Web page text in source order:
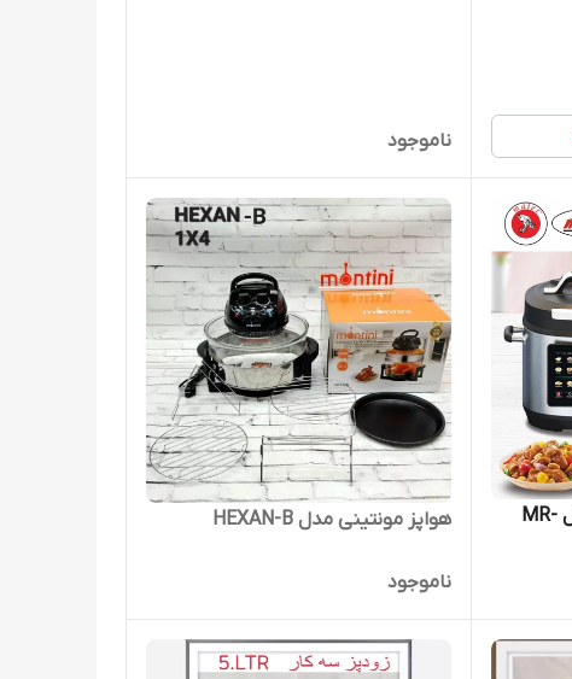
ناموجود
مولتی کوکر دیجیتال مایر مدل MR-
هواپز مونتینی مدل HEXAN-B
ناموجود